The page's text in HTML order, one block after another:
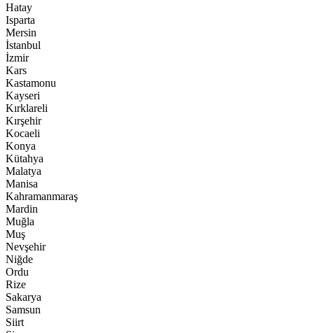
Hatay
Isparta
Mersin
İstanbul
İzmir
Kars
Kastamonu
Kayseri
Kırklareli
Kırşehir
Kocaeli
Konya
Kütahya
Malatya
Manisa
Kahramanmaraş
Mardin
Muğla
Muş
Nevşehir
Niğde
Ordu
Rize
Sakarya
Samsun
Siirt